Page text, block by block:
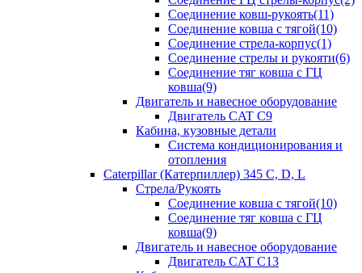
Соединение ковш-рукоять(11)
Соединение ковша с тягой(10)
Соединение стрела-корпус(1)
Соединение стрелы и рукояти(6)
Соединение тяг ковша с ГЦ
ковша(9)
Двигатель и навесное оборудование
Двигатель CAT C9
Кабина, кузовные детали
Система кондиционирования и
отопления
Caterpillar (Катерпиллер) 345 C, D, L
Стрела/Рукоять
Соединение ковша с тягой(10)
Соединение тяг ковша с ГЦ
ковша(9)
Двигатель и навесное оборудование
Двигатель CAT C13